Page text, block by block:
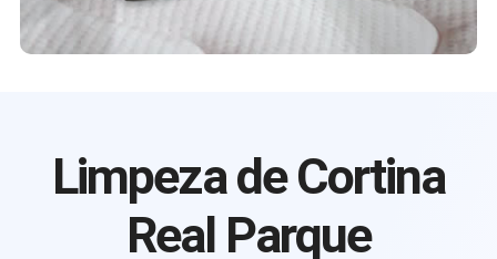
Limpeza de Cortina
Real Parque